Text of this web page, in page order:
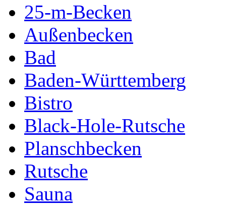
25-m-Becken
Außenbecken
Bad
Baden-Württemberg
Bistro
Black-Hole-Rutsche
Planschbecken
Rutsche
Sauna